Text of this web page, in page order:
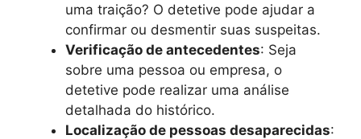
uma traição? O detetive pode ajudar a
confirmar ou desmentir suas suspeitas.
Verificação de antecedentes: Seja
sobre uma pessoa ou empresa, o
detetive pode realizar uma análise
detalhada do histórico.
Localização de pessoas desaparecidas: